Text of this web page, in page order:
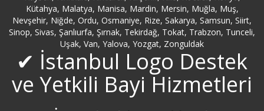
Beykoz Logo Servisi
Beylerbeyi Logo Servisi
Bilecik Logo Servisi
Kütahya, Malatya, Manisa, Mardin, Mersin, Muğla, Muş,
Nevşehir, Niğde, Ordu, Osmaniye, Rize, Sakarya, Samsun, Siirt,
Sinop, Sivas, Şanlıurfa, Şırnak, Tekirdağ, Tokat, Trabzon, Tunceli,
Uşak, Van, Yalova, Yozgat, Zonguldak
✔ İstanbul Logo Destek
ve Yetkili Bayi Hizmetleri